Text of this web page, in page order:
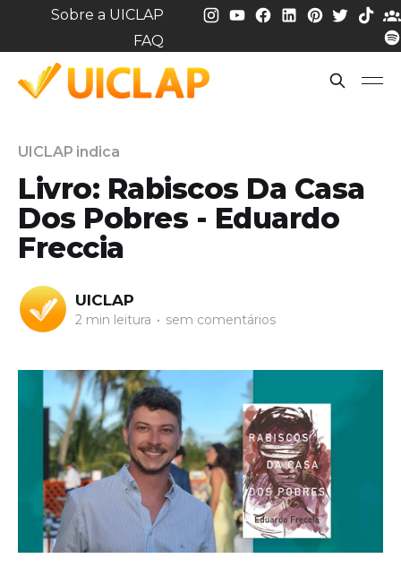
Sobre a UICLAP
FAQ
UICLAP indica
Livro: Rabiscos Da Casa
Dos Pobres - Eduardo
Freccia
UICLAP
2 min leitura • sem comentários